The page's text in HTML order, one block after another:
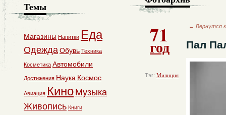
71
год
Тэг: Милиция
← Вернутся
Пал
Темы
Магазины Напитки Еда
ОдеждаОбувь Техника
Косметика Автомобили
Достижения Наука Космос
Авиация Кино Музыка
Живопись Книги